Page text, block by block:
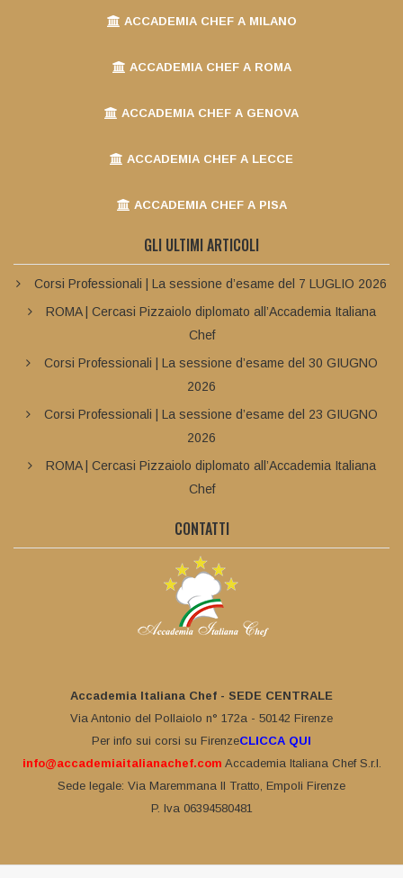
ACCADEMIA CHEF A MILANO
ACCADEMIA CHEF A ROMA
ACCADEMIA CHEF A GENOVA
ACCADEMIA CHEF A LECCE
ACCADEMIA CHEF A PISA
GLI ULTIMI ARTICOLI
Corsi Professionali | La sessione d’esame del 7 LUGLIO 2026
ROMA | Cercasi Pizzaiolo diplomato all’Accademia Italiana
Chef
Corsi Professionali | La sessione d’esame del 30 GIUGNO
2026
Corsi Professionali | La sessione d’esame del 23 GIUGNO
2026
ROMA | Cercasi Pizzaiolo diplomato all’Accademia Italiana
Chef
CONTATTI
Accademia Italiana Chef - SEDE CENTRALE
Via Antonio del Pollaiolo n° 172a - 50142 Firenze
Per info sui corsi su FirenzeCLICCA QUI
info@accademiaitalianachef.com Accademia Italiana Chef S.r.l.
Sede legale: Via Maremmana II Tratto, Empoli Firenze
P. Iva 06394580481